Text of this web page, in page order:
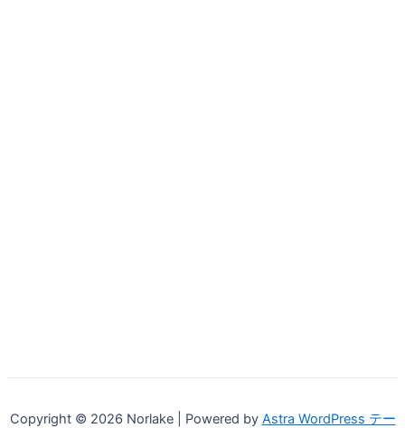
Copyright © 2026 Norlake | Powered by Astra WordPress テー